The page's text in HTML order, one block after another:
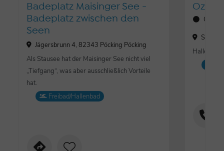
Badeplatz Maisinger See -
Badeplatz zwischen den
Seen
Jägersbrunn 4, 82343 Pöcking Pöcking
Als Stausee hat der Maisinger See nicht viel
„Tiefgang“, was aber ausschließlich Vorteile
hat.
Freibad/Hallenbad
Hallenbad